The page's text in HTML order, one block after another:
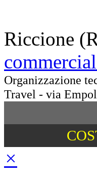
Riccione
Organizzazione
Travel - via
×